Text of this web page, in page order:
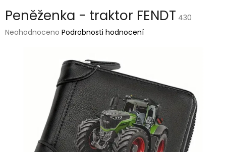
Peněženka - traktor FENDT 430
Průměrné
Neohodnoceno Podrobnosti hodnocení